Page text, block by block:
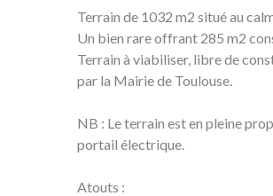
Terrain de 1032 m2 situé au
Un bien rare offrant 285 m2
Terrain à viabiliser, libre de
par la Mairie de Toulouse.
NB : Le terrain est en pleine
portail électrique.
Atouts :